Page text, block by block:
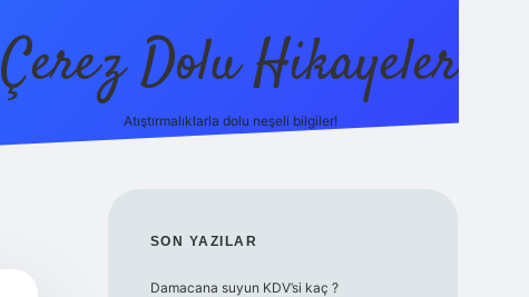
Çerez Dolu Hikayeler
Atıştırmalıklarla dolu neşeli bilgiler!
SIDEBAR
SON YAZILAR
Damacana suyun KDV’si kaç ?